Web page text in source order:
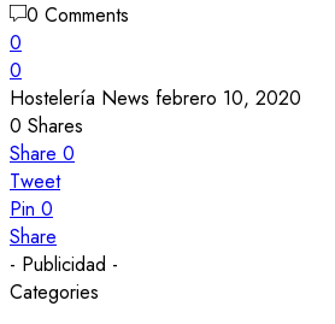
0 Comments
0
0
Hostelería News febrero 10, 2020
0 Shares
Share 0
Tweet
Pin 0
Share
- Publicidad -
Categories